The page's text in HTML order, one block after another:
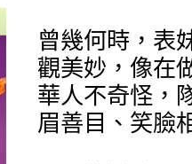
曾幾何時，表
觀美妙，像在
華人不奇怪，
眉善目、笑臉